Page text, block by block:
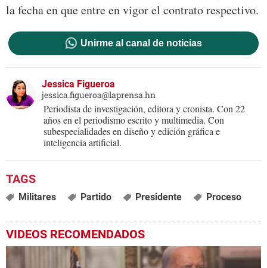
la fecha en que entre en vigor el contrato respectivo.
Unirme al canal de noticias
Jessica Figueroa
jessica.figueroa@laprensa.hn
Periodista de investigación, editora y cronista. Con 22
años en el periodismo escrito y multimedia. Con
subespecialidades en diseño y edición gráfica e
inteligencia artificial.
Militares Partido Presidente Proceso
VIDEOS RECOMENDADOS